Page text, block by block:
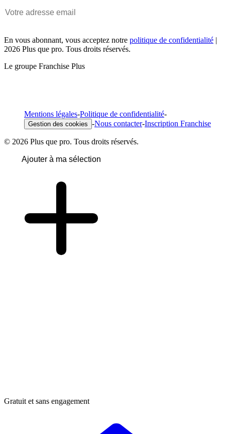
En vous abonnant, vous acceptez notre politique de confidentialité |
2026 Plus que pro. Tous droits réservés.
Le groupe Franchise Plus
Mentions légales-Politique de confidentialité-
Gestion des cookies -Nous contacter-Inscription Franchise
© 2026 Plus que pro. Tous droits réservés.
Ajouter à ma sélection
Gratuit et sans engagement